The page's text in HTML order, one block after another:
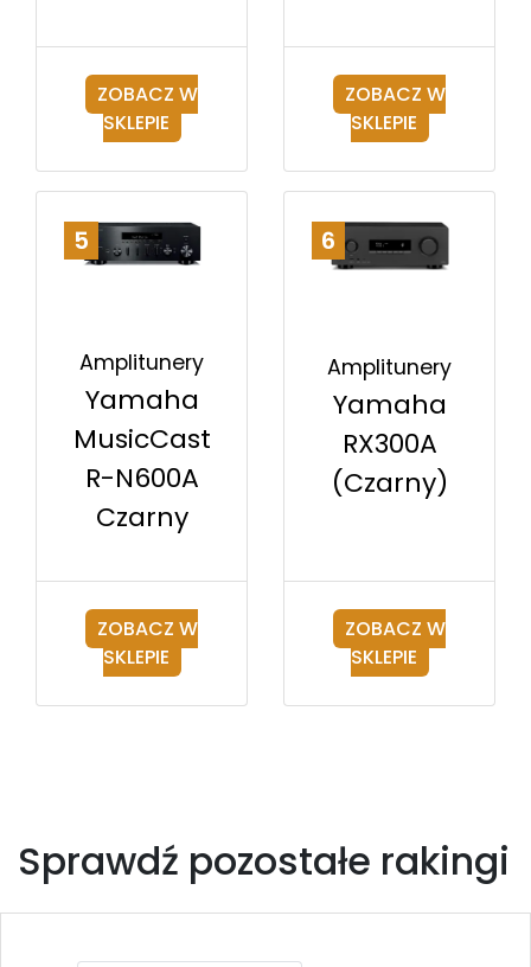
ZOBACZ W
SKLEPIE
ZOBACZ W
SKLEPIE
5
Amplitunery
Yamaha
MusicCast
R-N600A
Czarny
ZOBACZ W
SKLEPIE
6
Amplitunery
Yamaha
RX300A
(Czarny)
ZOBACZ W
SKLEPIE
Sprawdź pozostałe rakingi